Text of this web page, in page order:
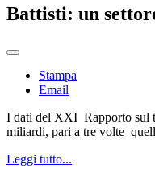
Battisti: un
Stampa
Email
I dati del XXI Rapporto sul
miliardi, pari a tre volte
Leggi tutto...